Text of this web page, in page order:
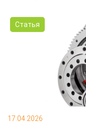
Статья
17.04.2026